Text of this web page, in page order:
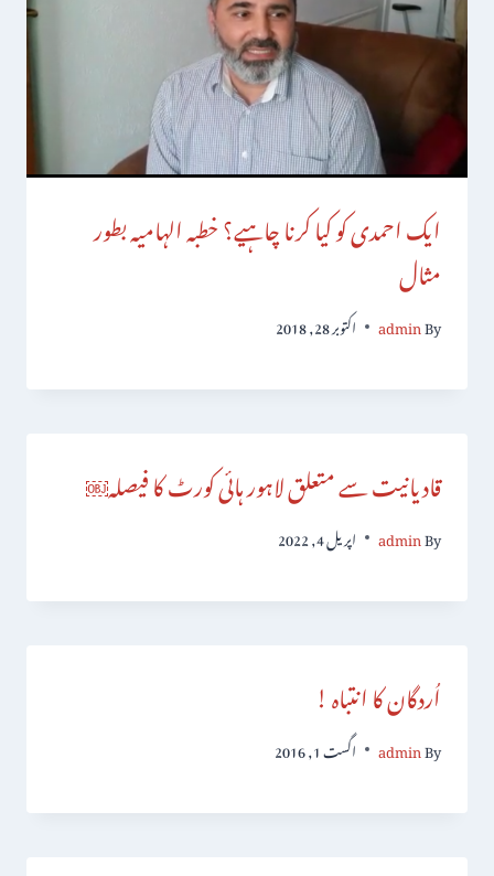
ایک احمدی کو کیا کرنا چاہیے؟ خطبہ الہامیہ بطور
مثال
By
admin اکتوبر 28, 2018
قادیانیت سے متعلق لاہور ہائی کورٹ کا فیصلہ￼
By
admin اپریل 4, 2022
اُردگان کا انتباہ !
By
admin اگست 1, 2016